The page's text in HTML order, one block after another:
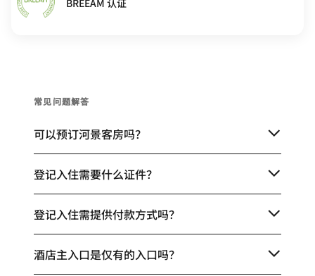
常见问题解答
可以预订河景客房吗？
登记入住需要什么证件？
登记入住需提供付款方式吗？
酒店主入口是仅有的入口吗？